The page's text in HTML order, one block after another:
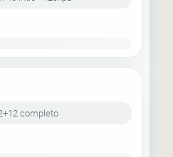
completo